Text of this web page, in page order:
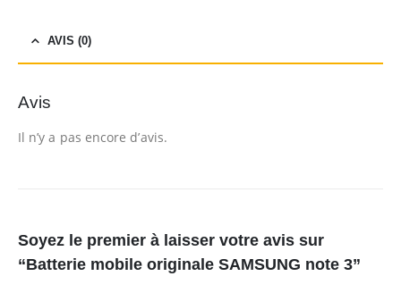
AVIS (0)
Avis
Il n’y a pas encore d’avis.
Soyez le premier à laisser votre avis sur
“Batterie mobile originale SAMSUNG note 3”